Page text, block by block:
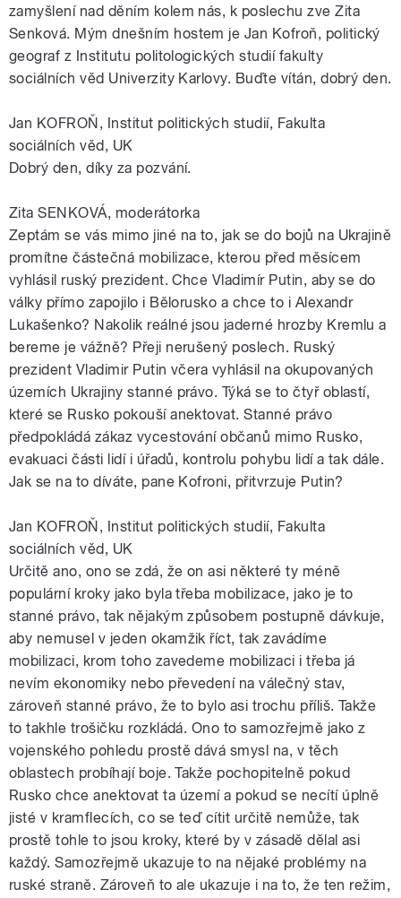
zamyšlení nad děním kolem nás, k poslechu zve Zita
Senková. Mým dnešním hostem je Jan Kofroň, politický
geograf z Institutu politologických studií fakulty
sociálních věd Univerzity Karlovy. Buďte vítán, dobrý den.
Jan KOFROŇ, Institut politických studií, Fakulta
sociálních věd, UK
Dobrý den, díky za pozvání.
Zita SENKOVÁ, moderátorka
Zeptám se vás mimo jiné na to, jak se do bojů na Ukrajině
promítne částečná mobilizace, kterou před měsícem
vyhlásil ruský prezident. Chce Vladimír Putin, aby se do
války přímo zapojilo i Bělorusko a chce to i Alexandr
Lukašenko? Nakolik reálné jsou jaderné hrozby Kremlu a
bereme je vážně? Přeji nerušený poslech. Ruský
prezident Vladimir Putin včera vyhlásil na okupovaných
územích Ukrajiny stanné právo. Týká se to čtyř oblastí,
které se Rusko pokouší anektovat. Stanné právo
předpokládá zákaz vycestování občanů mimo Rusko,
evakuaci části lidí i úřadů, kontrolu pohybu lidí a tak dále.
Jak se na to díváte, pane Kofroni, přitvrzuje Putin?
Jan KOFROŇ, Institut politických studií, Fakulta
sociálních věd, UK
Určitě ano, ono se zdá, že on asi některé ty méně
populární kroky jako byla třeba mobilizace, jako je to
stanné právo, tak nějakým způsobem postupně dávkuje,
aby nemusel v jeden okamžik říct, tak zavádíme
mobilizaci, krom toho zavedeme mobilizaci i třeba já
nevím ekonomiky nebo převedení na válečný stav,
zároveň stanné právo, že to bylo asi trochu příliš. Takže
to takhle trošičku rozkládá. Ono to samozřejmě jako z
vojenského pohledu prostě dává smysl na, v těch
oblastech probíhají boje. Takže pochopitelně pokud
Rusko chce anektovat ta území a pokud se necítí úplně
jisté v kramflecích, co se teď cítit určitě nemůže, tak
prostě tohle to jsou kroky, které by v zásadě dělal asi
každý. Samozřejmě ukazuje to na nějaké problémy na
ruské straně. Zároveň to ale ukazuje i na to, že ten režim,